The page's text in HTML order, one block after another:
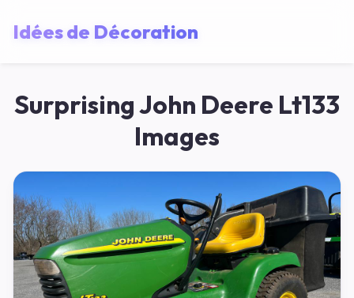
Idées de Décoration
Surprising John Deere Lt133
Images